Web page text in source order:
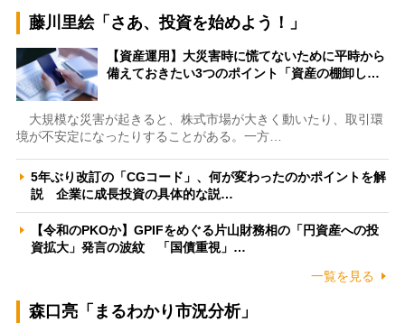
藤川里絵「さあ、投資を始めよう！」
【資産運用】大災害時に慌てないために平時から
備えておきたい3つのポイント「資産の棚卸し…
大規模な災害が起きると、株式市場が大きく動いたり、取引環
境が不安定になったりすることがある。一方…
5年ぶり改訂の「CGコード」、何が変わったのかポイントを解
説 企業に成長投資の具体的な説…
【令和のPKOか】GPIFをめぐる片山財務相の「円資産への投
資拡大」発言の波紋 「国債重視」…
一覧を見る
森口亮「まるわかり市況分析」